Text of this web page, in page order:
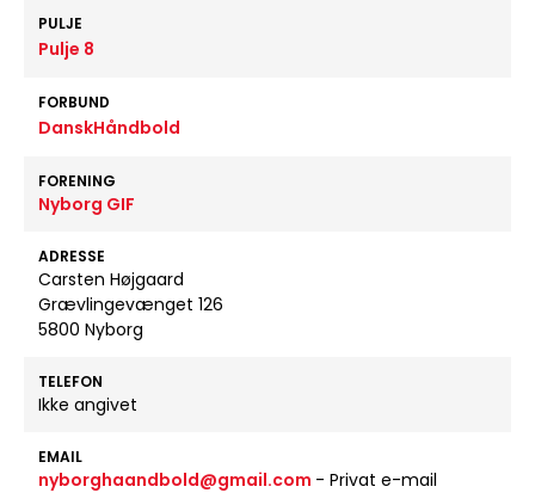
PULJE
Pulje 8
FORBUND
DanskHåndbold
FORENING
Nyborg GIF
ADRESSE
Carsten Højgaard
Grævlingevænget 126
5800 Nyborg
TELEFON
Ikke angivet
EMAIL
nyborghaandbold@gmail.com - Privat e-mail